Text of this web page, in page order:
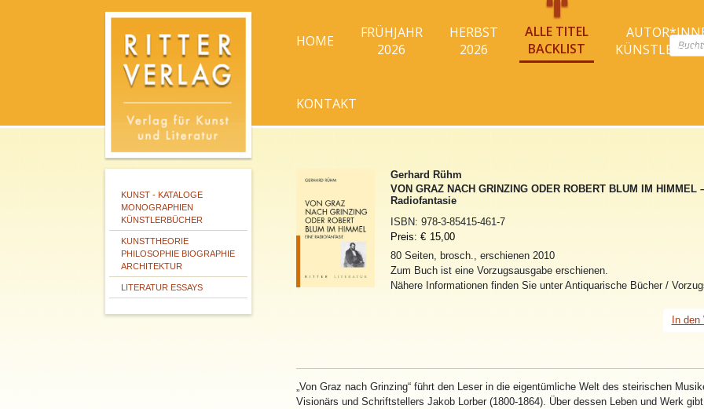
search
HOME
FRÜHJAHR
2026
HERBST
2026
ALLE TITEL
BACKLIST
KONTAKT
KUNST - KATALOGE
MONOGRAPHIEN
KÜNSTLERBÜCHER
KUNSTTHEORIE
PHILOSOPHIE BIOGRAPHIE
ARCHITEKTUR
LITERATUR ESSAYS
Gerhard Rühm
VON GRAZ NACH GRINZING ODER ROBERT BLUM IM HIMMEL
Radiofantasie
ISBN: 978-3-85415-461-7
Preis: € 15,00
80 Seiten, brosch., erschienen 2010
Zum Buch ist eine Vorzugsausgabe erschienen.
Nähere Informationen finden Sie unter Antiquarische Bücher /
In den
Von Graz nachGrinzing“ führt den Leser in die eigentümliche Welt des steirischen
Visionärs und Schriftstellers Jakob Lorber (1800-1864). Über dessen Leben und Werk